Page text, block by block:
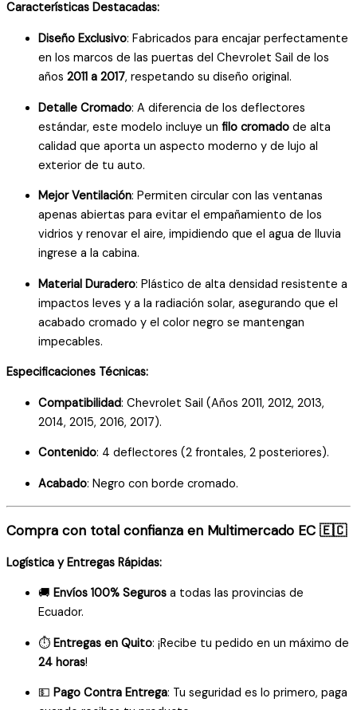
Características Destacadas:
Diseño Exclusivo: Fabricados para encajar perfectamente
en los marcos de las puertas del Chevrolet Sail de los
años 2011 a 2017, respetando su diseño original.
Detalle Cromado: A diferencia de los deflectores
estándar, este modelo incluye un filo cromado de alta
calidad que aporta un aspecto moderno y de lujo al
exterior de tu auto.
Mejor Ventilación: Permiten circular con las ventanas
apenas abiertas para evitar el empañamiento de los
vidrios y renovar el aire, impidiendo que el agua de lluvia
ingrese a la cabina.
Material Duradero: Plástico de alta densidad resistente a
impactos leves y a la radiación solar, asegurando que el
acabado cromado y el color negro se mantengan
impecables.
Especificaciones Técnicas:
Compatibilidad: Chevrolet Sail (Años 2011, 2012, 2013,
2014, 2015, 2016, 2017).
Contenido: 4 deflectores (2 frontales, 2 posteriores).
Acabado: Negro con borde cromado.
Compra con total confianza en Multimercado EC 🇪🇨
Logística y Entregas Rápidas:
🚚 Envíos 100% Seguros a todas las provincias de
Ecuador.
⏱️ Entregas en Quito: ¡Recibe tu pedido en un máximo de
24 horas!
💵 Pago Contra Entrega: Tu seguridad es lo primero, paga